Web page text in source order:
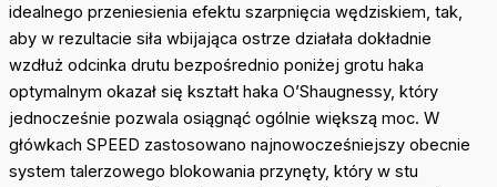
idealnego przeniesienia efektu szarpnięcia wędziskiem, tak,
aby w rezultacie siła wbijająca ostrze działała dokładnie
wzdłuż odcinka drutu bezpośrednio poniżej grotu haka
optymalnym okazał się kształt haka O’Shaugnessy, który
jednocześnie pozwala osiągnąć ogólnie większą moc. W
główkach SPEED zastosowano najnowocześniejszy obecnie
system talerzowego blokowania przynęty, który w stu